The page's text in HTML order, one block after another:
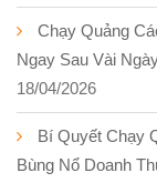
Chạy Quảng
Ngay Sau Vài
18/04/2026
Bí Quyết Chạy
Bùng Nổ Doanh